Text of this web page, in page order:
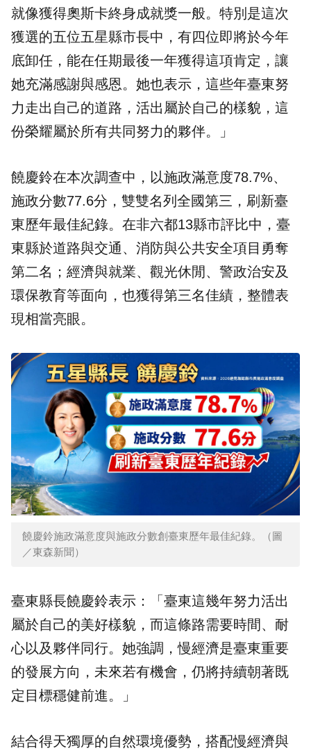
就像獲得奧斯卡終身成就獎一般。特別是這次
獲選的五位五星縣市長中，有四位即將於今年
底卸任，能在任期最後一年獲得這項肯定，讓
她充滿感謝與感恩。她也表示，這些年臺東努
力走出自己的道路，活出屬於自己的樣貌，這
份榮耀屬於所有共同努力的夥伴。」
饒慶鈴在本次調查中，以施政滿意度78.7%、
施政分數77.6分，雙雙名列全國第三，刷新臺
東歷年最佳紀錄。在非六都13縣市評比中，臺
東縣於道路與交通、消防與公共安全項目勇奪
第二名；經濟與就業、觀光休閒、警政治安及
環保教育等面向，也獲得第三名佳績，整體表
現相當亮眼。
饒慶鈴施政滿意度與施政分數創臺東歷年最佳紀錄。（圖
／東森新聞）
臺東縣長饒慶鈴表示：「臺東這幾年努力活出
屬於自己的美好樣貌，而這條路需要時間、耐
心以及夥伴同行。她強調，慢經濟是臺東重要
的發展方向，未來若有機會，仍將持續朝著既
定目標穩健前進。」
結合得天獨厚的自然環境優勢，搭配慢經濟與